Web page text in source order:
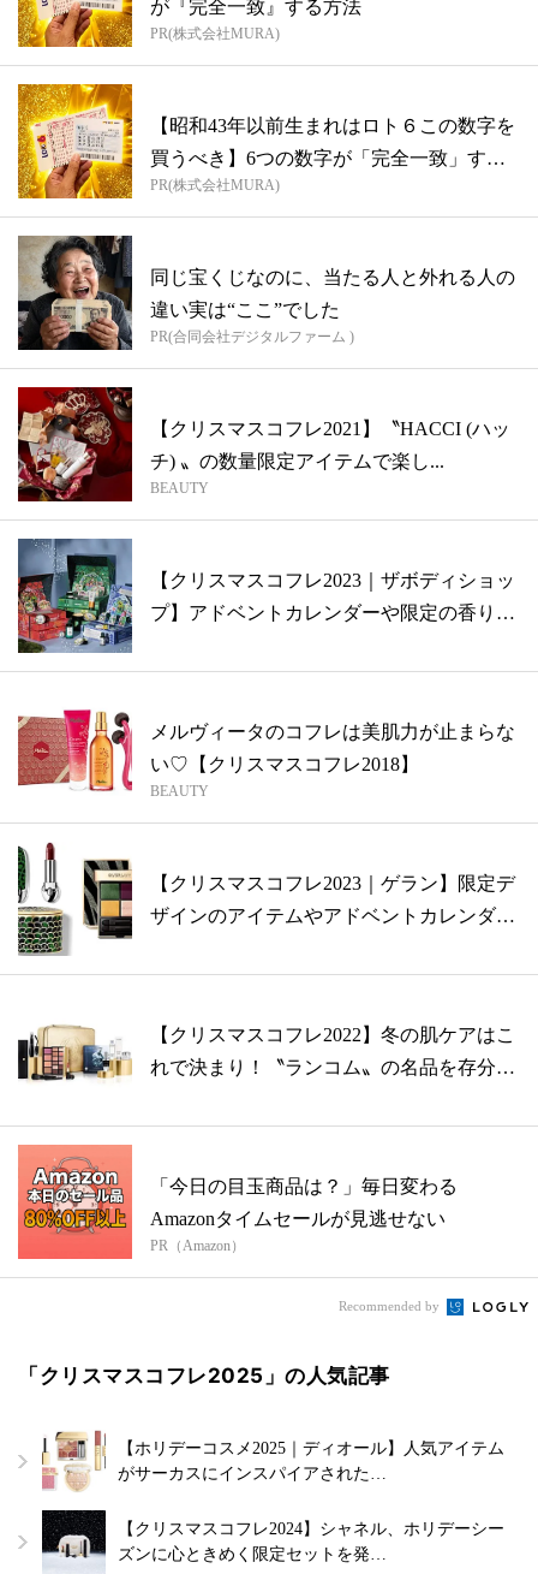
が『完全一致』する方法
PR(株式会社MURA)
【昭和43年以前生まれはロト６この数字を
買うべき】6つの数字が「完全一致」する
方...
PR(株式会社MURA)
同じ宝くじなのに、当たる人と外れる人の
違い実は“ここ”でした
PR(合同会社デジタルファーム )
【クリスマスコフレ2021】〝HACCI (ハッ
チ) 〟の数量限定アイテムで楽し...
BEAUTY
【クリスマスコフレ2023｜ザボディショッ
プ】アドベントカレンダーや限定の香り
メルヴィータのコフレは美肌力が止まらな
い♡【クリスマスコフレ2018】
BEAUTY
【クリスマスコフレ2023｜ゲラン】限定デ
ザインのアイテムやアドベントカレンダ
【クリスマスコフレ2022】冬の肌ケアはこ
れで決まり！〝ランコム〟の名品を存分
「今日の目玉商品は？」毎日変わる
Amazonタイムセールが見逃せない
PR（Amazon）
Recommended by
「クリスマスコフレ2025」の人気記事
【ホリデーコスメ2025｜ディオール】人気アイテム
がサーカスにインスパイアされた…
【クリスマスコフレ2024】シャネル、ホリデーシー
ズンに心ときめく限定セットを発…